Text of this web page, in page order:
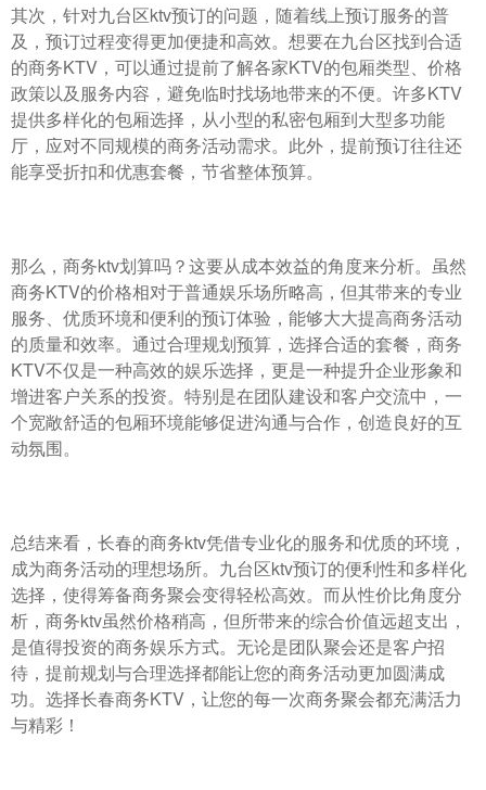
其次，针对九台区ktv预订的问题，随着线上预订服务的普
及，预订过程变得更加便捷和高效。想要在九台区找到合适
的商务KTV，可以通过提前了解各家KTV的包厢类型、价格
政策以及服务内容，避免临时找场地带来的不便。许多KTV
提供多样化的包厢选择，从小型的私密包厢到大型多功能
厅，应对不同规模的商务活动需求。此外，提前预订往往还
能享受折扣和优惠套餐，节省整体预算。
那么，商务ktv划算吗？这要从成本效益的角度来分析。虽然
商务KTV的价格相对于普通娱乐场所略高，但其带来的专业
服务、优质环境和便利的预订体验，能够大大提高商务活动
的质量和效率。通过合理规划预算，选择合适的套餐，商务
KTV不仅是一种高效的娱乐选择，更是一种提升企业形象和
增进客户关系的投资。特别是在团队建设和客户交流中，一
个宽敞舒适的包厢环境能够促进沟通与合作，创造良好的互
动氛围。
总结来看，长春的商务ktv凭借专业化的服务和优质的环境，
成为商务活动的理想场所。九台区ktv预订的便利性和多样化
选择，使得筹备商务聚会变得轻松高效。而从性价比角度分
析，商务ktv虽然价格稍高，但所带来的综合价值远超支出，
是值得投资的商务娱乐方式。无论是团队聚会还是客户招
待，提前规划与合理选择都能让您的商务活动更加圆满成
功。选择长春商务KTV，让您的每一次商务聚会都充满活力
与精彩！